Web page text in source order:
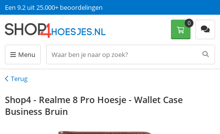
Een 9.2 uit 25.000+ beoordelingen
Menu
0
Terug
Terug
Shop4 - Realme 8 Pro Hoesje - Wallet Case
Business Bruin